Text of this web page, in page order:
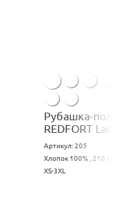
Рубашка-
REDFORT
Артикул:205
Хлопок 100% , 210 г/м
XS-3XL